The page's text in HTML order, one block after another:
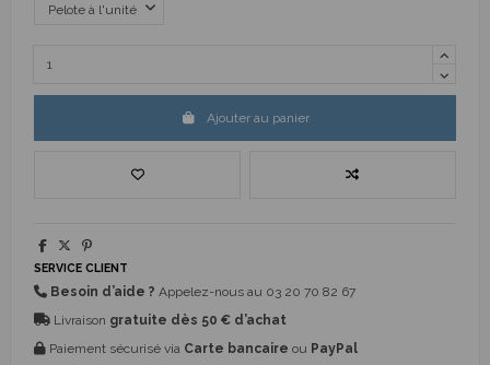
Ajouter au panier
SERVICE CLIENT
Besoin d’aide ? Appelez-nous au 03 20 70 82 67
Livraison gratuite dès 50 € d’achat
Paiement sécurisé via Carte bancaire ou PayPal